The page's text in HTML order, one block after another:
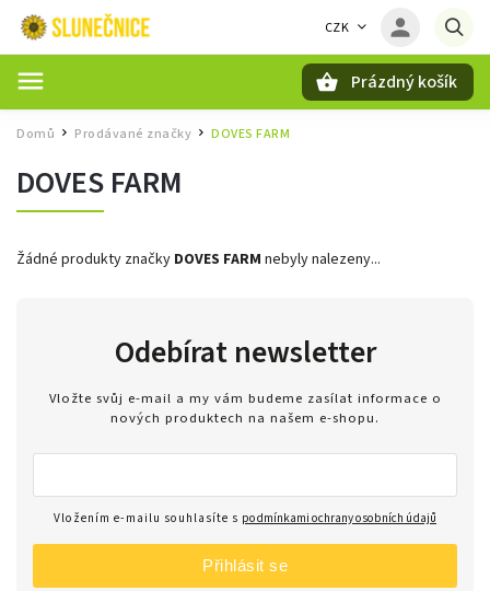
CZK
Prázdný košík
Domů / Prodávané značky / DOVES FARM
DOVES FARM
Žádné produkty značky DOVES FARM nebyly nalezeny...
Odebírat newsletter
Vložte svůj e-mail a my vám budeme zasílat informace o
nových produktech na našem e-shopu.
Vložením e-mailu souhlasíte s podmínkami ochrany osobních údajů
Přihlásit se